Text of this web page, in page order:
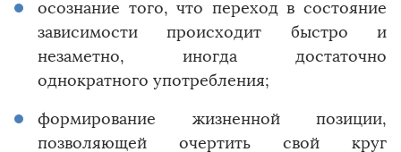
осознание того, что переход в состояние
зависимости происходит быстро и
незаметно, иногда достаточно
однократного употребления;
формирование жизненной позиции,
позволяющей очертить свой круг